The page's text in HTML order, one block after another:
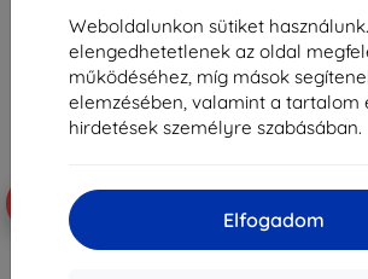
Weboldalunkon sütiket
elengedhetetlenek az oldal
működéséhez, míg mások
elemzésében, valamint a tartalom
hirdetések személyre szabásában.
Elfogadom
3 230 Ft
Raktáron > 5 darab